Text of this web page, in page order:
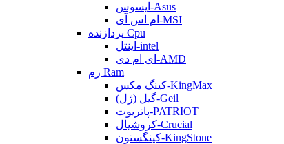
ایسوس-Asus
ام اس آی-MSI
پردازنده Cpu
اینتل-intel
ای ام دی-AMD
رم Ram
کینگ مکس-KingMax
گیل (ژل)-Geil
پاتریوت-PATRIOT
کروشیال-Crucial
کینگستون-KingStone